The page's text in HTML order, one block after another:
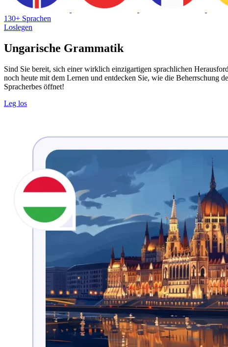
130+ Sprachen
Loslegen
Ungarische Grammatik
Sind Sie bereit, sich einer wirklich einzigartigen sprachlichen
noch heute mit dem Lernen und entdecken Sie, wie die Beherrschung
Spracherbes öffnet!
Leg los